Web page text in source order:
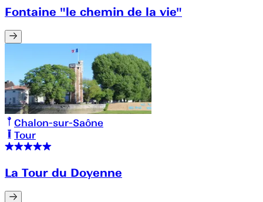
Fontaine "le chemin de la vie"
Chalon-sur-Saône
Tour
La Tour du Doyenne